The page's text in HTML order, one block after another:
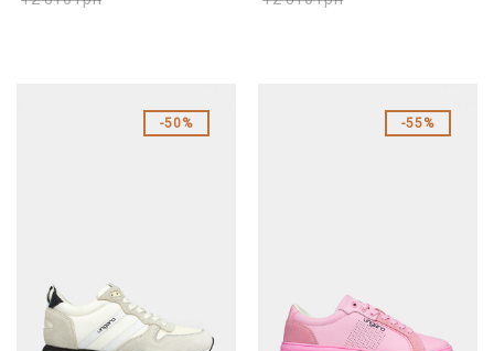
50% 55%